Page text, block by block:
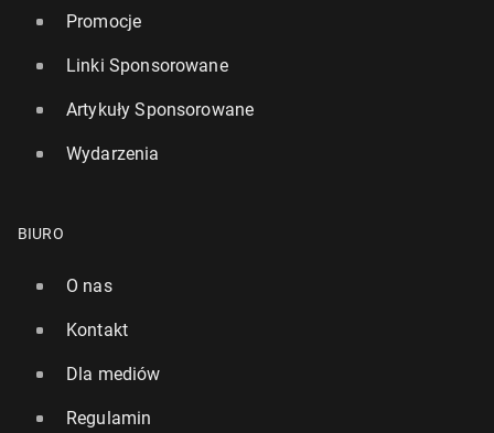
Promocje
Linki Sponsorowane
Artykuły Sponsorowane
Wydarzenia
BIURO
O nas
Kontakt
Dla mediów
Regulamin